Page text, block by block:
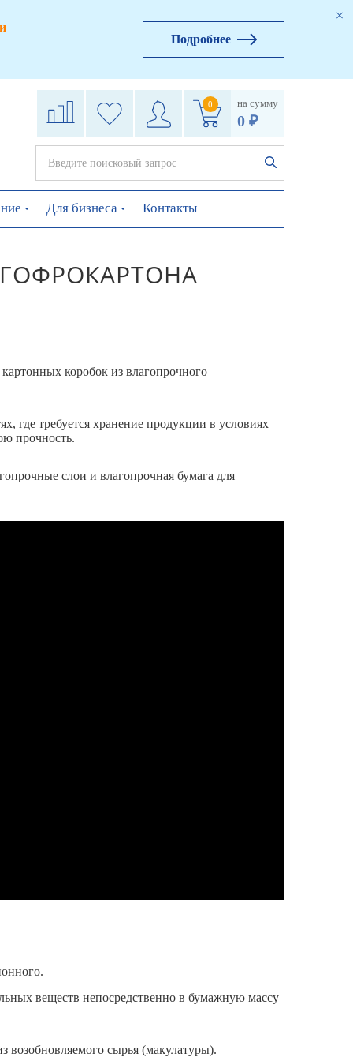
Подробнее
0 на сумму
0 ₽
Для бизнеса Контакты
коробок из влагопрочного
где требуется хранение продукции в условиях
прочность.
слои и влагопрочная бумага для
веществ непосредственно в бумажную массу
возобновляемого сырья (макулатуры).